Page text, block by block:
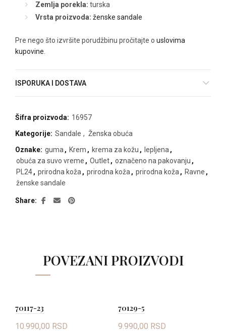
Zemlja porekla: turska
Vrsta proizvoda: ženske sandale
Pre nego što izvršite porudžbinu pročitajte o uslovima
kupovine.
ISPORUKA I DOSTAVA
Šifra proizvoda: 16957
Kategorije: Sandale , Ženska obuća
Oznake: guma, Krem , krema za kožu , lepljena,
obuća za suvo vreme , Outlet, označeno na pakovanju ,
PL24, prirodna koža, prirodna koža, prirodna koža, Ravne ,
ženske sandale
Share
POVEZANI PROIZVODI
70117-23
10.990,00 RSD
70129-5
9.990,00 RSD